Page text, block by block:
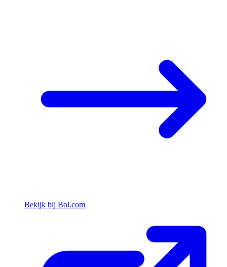
Bekijk bij Bol.com